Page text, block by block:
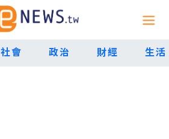
社會 政治 財經 生活